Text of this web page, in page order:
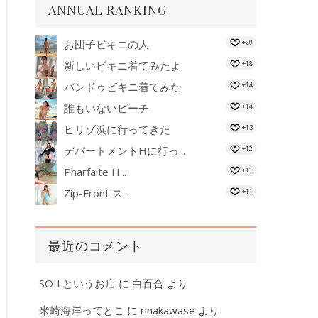
ANNUAL RANKING
お団子ビキニの人 +20
新しいビキニ着てみたよ +18
バンドゥビキニ着てみた +14
誰もいないビーチ +14
ヒリゾ浜に行ってきた +13
デパートメントHに行っ... +12
Pharfaite H... +11
Zip-Front ス... +11
最近のコメント
SOILというお店 に 白百合 より
米崎海岸ってとこ に rinakawase より